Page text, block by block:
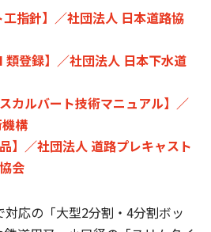
工指針】／社団法人 日本道路協
類登録】／社団法人 日本下水道
カルバート技術マニュアル】／
構
】／社団法人 道路プレキャスト
会
応の「大型2分割・4分割ボッ